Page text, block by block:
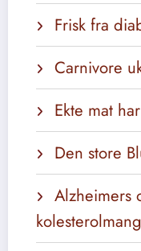
Frisk fra
Carnivore
Ekte mat
Den store
Alzheimers